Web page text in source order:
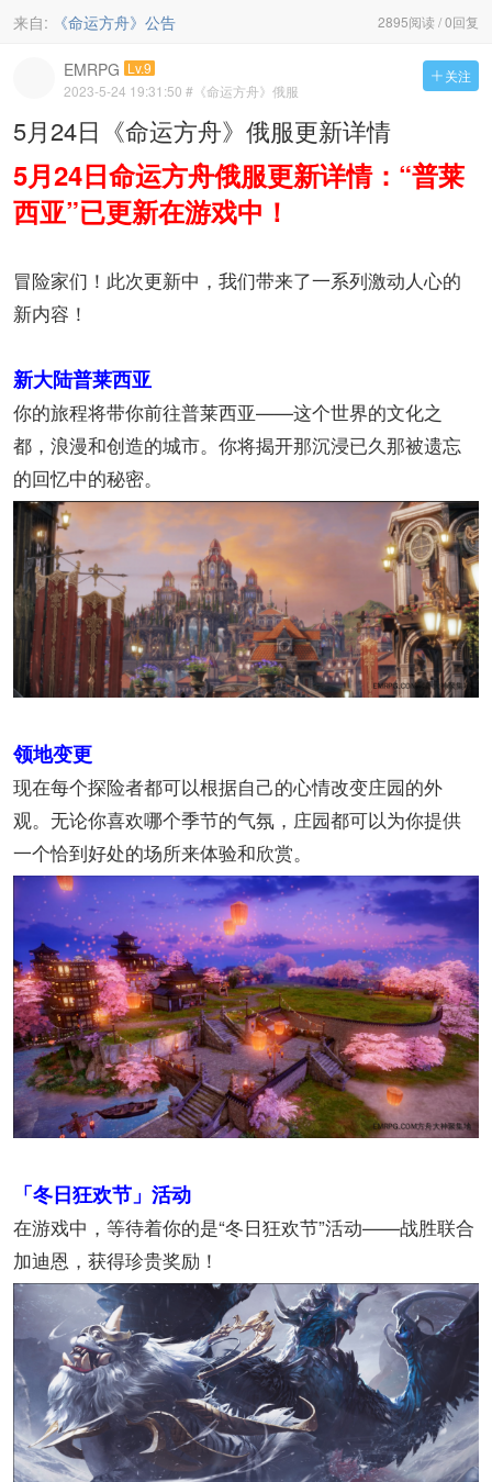
2895阅读 / 0回复
来自: 《命运方舟》公告
 关注
EMRPG Lv.9
2023-5-24 19:31:50 #《命运方舟》俄服
5月24日《命运方舟》俄服更新详情
5月24日命运方舟俄服更新详情：“普莱
西亚”已更新在游戏中！
冒险家们！此次更新中，我们带来了一系列激动人心的
新内容！
新大陆普莱西亚
你的旅程将带你前往普莱西亚——这个世界的文化之
都，浪漫和创造的城市。你将揭开那沉浸已久那被遗忘
的回忆中的秘密。
领地变更
现在每个探险者都可以根据自己的心情改变庄园的外
观。无论你喜欢哪个季节的气氛，庄园都可以为你提供
一个恰到好处的场所来体验和欣赏。
「冬日狂欢节」活动
在游戏中，等待着你的是“冬日狂欢节”活动——战胜联合
加迪恩，获得珍贵奖励！